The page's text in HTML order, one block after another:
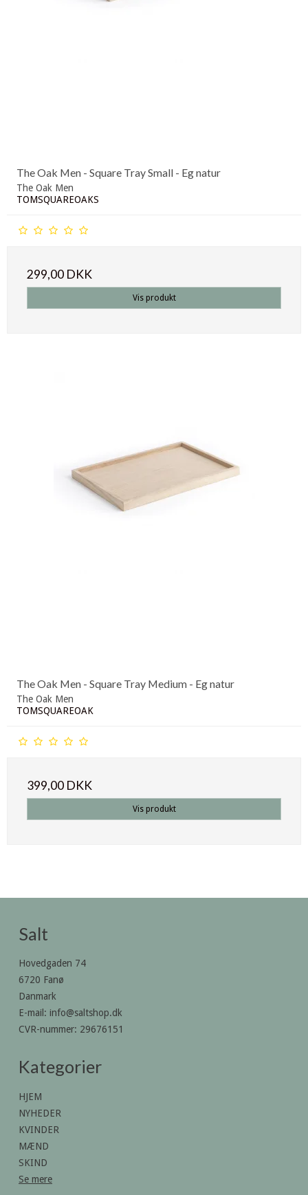
The Oak Men - Square Tray Small - Eg natur
The Oak Men
TOMSQUAREOAKS
299,00 DKK
Vis produkt
The Oak Men - Square Tray Medium - Eg natur
The Oak Men
TOMSQUAREOAK
399,00 DKK
Vis produkt
Salt
Hovedgaden 74
6720 Fanø
Danmark
E-mail : info@saltshop.dk
CVR-nummer: 29676151
Kategorier
HJEM
NYHEDER
KVINDER
MÆND
SKIND
Se mere